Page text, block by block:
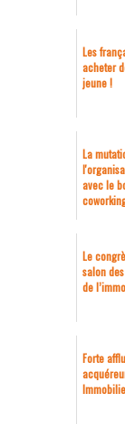
Les
acheter
jeune !
La
avec le
Le
salon
de
Forte